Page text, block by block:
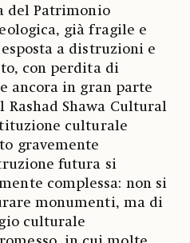
del Patrimonio
già fragile e
a distruzioni e
con perdita di
ancora in gran parte
Rashad Shawa Cultural
culturale
gravemente
futura si
complessa: non si
monumenti, ma di
culturale